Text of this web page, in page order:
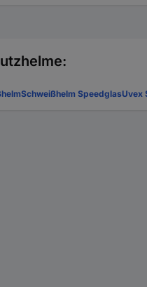
Schweißhelm SpeedglasUvex